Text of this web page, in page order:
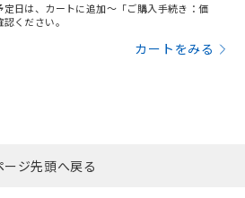
日は、カートに追加～「ご購入手続き：価
ください。
カートをみる
ージ先頭へ戻る